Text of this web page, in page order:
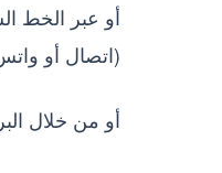
(اتصال أو
أو من خلال